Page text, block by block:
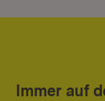
Immer auf